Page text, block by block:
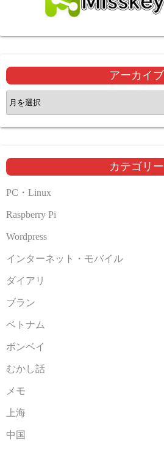
アーカイブ
ア
ー
カ
ブ
カテゴリー
PC・Linux
Raspberry Pi
Wordpress
インターネット・モバイル
ダイアリ
ブラン
ベトナム
ボンベイ
むかし話
メモ
上海
中国